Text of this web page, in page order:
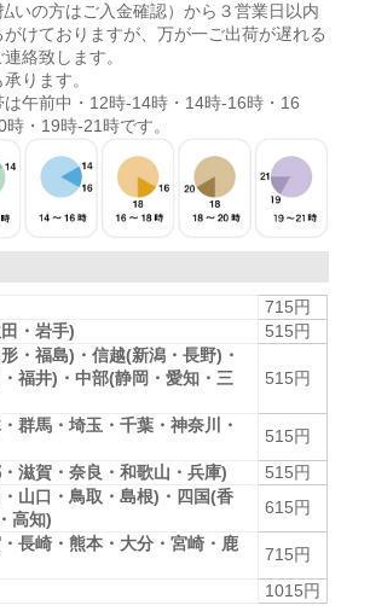
いの方はご入金確認）から３営業日以内
けておりますが、万が一ご出荷が遅れる
絡致します。
ります。
午前中・12時-14時・14時-16時・16
・19時-21時です。
715円
・岩手)
515円
・福島)・信越(新潟・長野)・
福井)・中部(静岡・愛知・三
515円
群馬・埼玉・千葉・神奈川・
515円
滋賀・奈良・和歌山・兵庫)
515円
山口・鳥取・島根)・四国(香
高知)
615円
長崎・熊本・大分・宮崎・鹿
715円
1015円